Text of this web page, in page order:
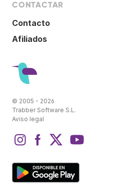
CONTACTAR
Contacto
Afiliados
© 2005 - 2026
Trabber Software S.L.
Aviso legal